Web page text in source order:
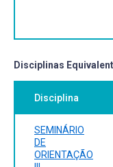
Disciplinas
Disciplina
SEMINÁRIO
DE
ORIENTAÇÃO